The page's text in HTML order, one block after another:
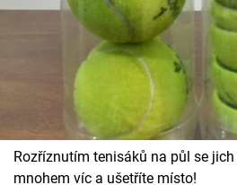
Rozříznutím tenisáků na půl se
mnohem víc a ušetříte místo!